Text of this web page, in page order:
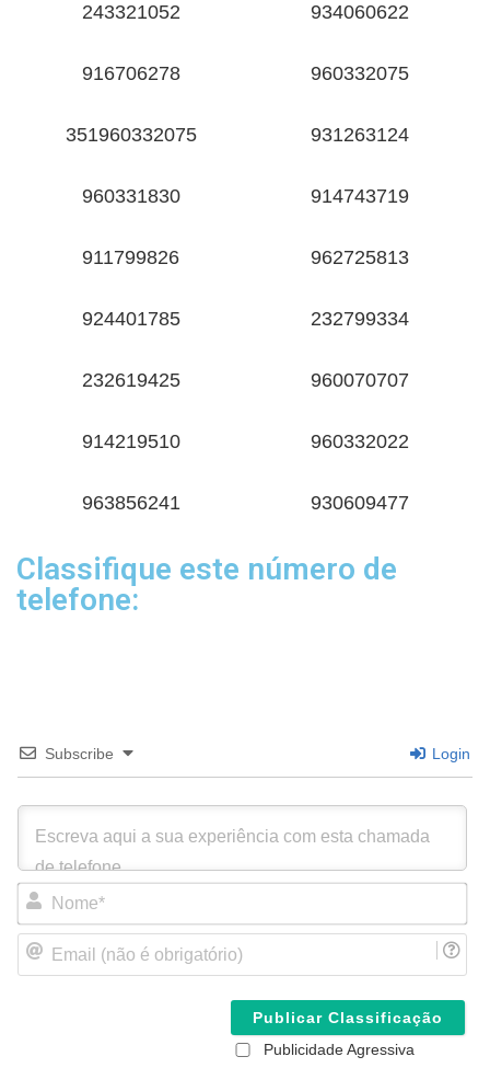
243321052 934060622
916706278 960332075
351960332075 931263124
960331830 914743719
911799826 962725813
924401785 232799334
232619425 960070707
914219510 960332022
963856241 930609477
Classifique este número de
telefone:
Subscribe Login
N
m
a
Publicidade Agressiva